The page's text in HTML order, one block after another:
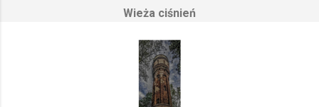
fundamenty modułu infrastruktury wodnej, zaplanowanej dla
Podstawową funkcją wież ciśnień jest zwiększanie ciśnienia
wody do dystrybucji. Zasada działania wieży ciśnień Cechą
priorytetową przy projektowaniu wieży ciśnień jest wyszukanie
odpowiedniego terenu pod przyszłe fundamenty obiektu.
Wieża ciśnień